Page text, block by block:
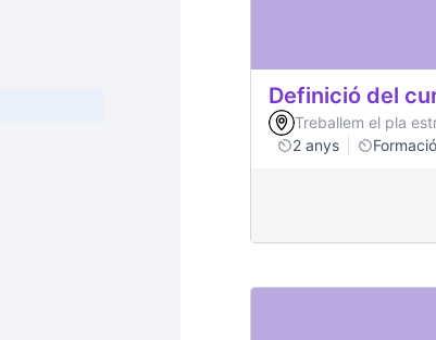
Definició del
Treballem el pla
2 anys